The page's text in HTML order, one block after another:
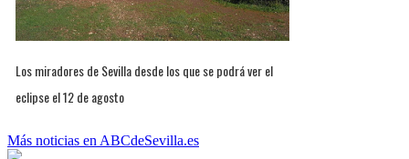
Los miradores de Sevilla desde los que se podrá ver el
eclipse el 12 de agosto
Más noticias en ABCdeSevilla.es